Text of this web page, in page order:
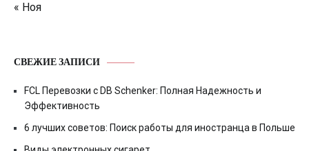
« Ноя
СВЕЖИЕ ЗАПИСИ
FCL Перевозки с DB Schenker: Полная Надежность и
Эффективность
6 лучших советов: Поиск работы для иностранца в Польше